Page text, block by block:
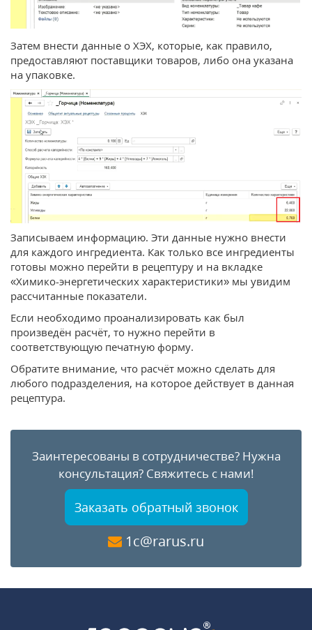
Затем внести данные о ХЭХ, которые, как правило,
предоставляют поставщики товаров, либо она указана
на упаковке.
Записываем информацию. Эти данные нужно внести
для каждого ингредиента. Как только все ингредиенты
готовы можно перейти в рецептуру и на вкладке
«Химико-энергетических характеристики» мы увидим
рассчитанные показатели.
Если необходимо проанализировать как был
произведён расчёт, то нужно перейти в
соответствующую печатную форму.
Обратите внимание, что расчёт можно сделать для
любого подразделения, на которое действует в данная
рецептура.
Заинтересованы в сотрудничестве?Нужна
консультация? Свяжитесь с нами!
Заказать обратный звонок
1c@rarus.ru